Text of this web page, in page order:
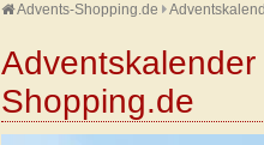
Advents-Shopping.de
Shopping.de